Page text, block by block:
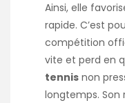
Ainsi, elle
rapide. C’est
compétition
vite et perd en
tennis non
longtemps. Son